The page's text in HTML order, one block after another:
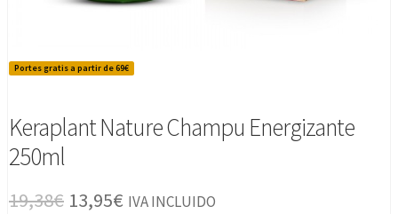
Portes gratis a partir de 69€
Keraplant Nature Champu Energizante
250ml
19,38€ El
13,95€ El
IVA INCLUIDO